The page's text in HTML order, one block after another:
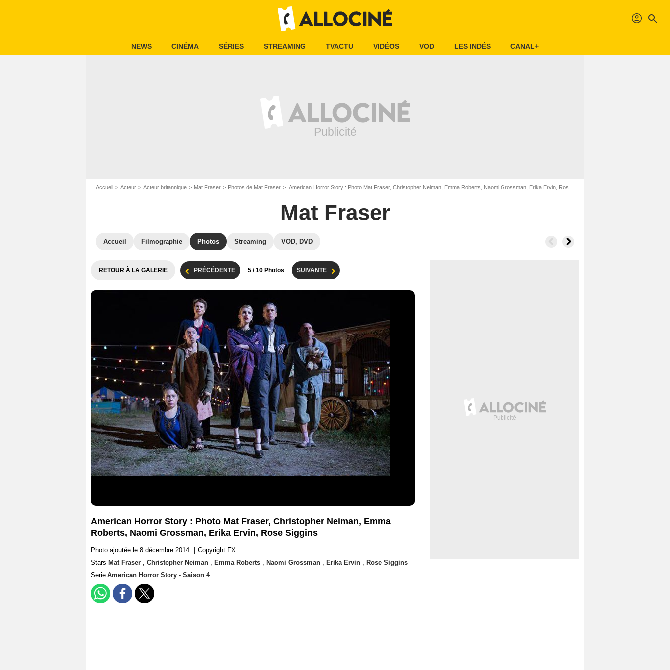
profil search
NEWS CINÉMA SÉRIES STREAMING TVACTU VIDÉOS VOD LES INDÉS CANAL+
Accueil Acteur Acteur britannique Mat Fraser Photos de Mat Fraser American Horror Story : Photo Mat Fraser, Christopher Neiman, Emma Roberts, Naomi Grossman, Erika Ervin, Rose Siggins
Mat Fraser
Accueil Filmographie Photos Streaming VOD, DVD
RETOUR À LA GALERIE PRÉCÉDENTE 5 / 10 Photos SUIVANTE
American Horror Story : Photo Mat Fraser, Christopher Neiman, Emma
Roberts, Naomi Grossman, Erika Ervin, Rose Siggins
Photo ajoutée le 8 décembre 2014
Copyright FX
Stars Mat Fraser , Christopher Neiman , Emma Roberts , Naomi Grossman , Erika Ervin , Rose Siggins
Serie American Horror Story - Saison 4